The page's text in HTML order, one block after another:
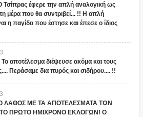
Τσίπρας έφερε την απλή αναλογική ως
μέρα που θα συντριβεί... !! Η απλή
η παγίδα που έστησε και έπεσε ο ίδιος
αποτέλεσμα διέψευσε ακόμα και τους
Περάσαμε δια πυρός και σιδήρου.... !!
ΛΑΘΟΣ ΜΕ ΤΑ ΑΠΟΤΕΛΕΣΜΑΤΑ ΤΩΝ
ΠΡΩΤΟ ΗΜΙΧΡΟΝΟ ΕΚΛΟΓΩΝ! Ο